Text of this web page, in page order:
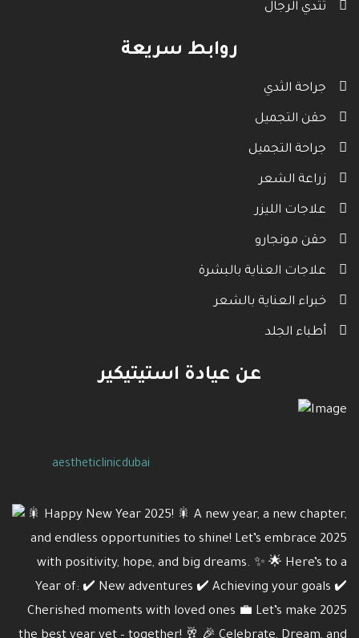
تثدي الرجال
روابط سريعة
جراحة الثدي
حقن التجميل
جراحة التجميل
زراعة الشعر
علاجات الليزر
حقن مونجارو
علاجات العناية بالبشرة
خبراء العناية بالشعر
أطباء الجلد
عن عيادة استيتيكير
aestheticlinicdubai